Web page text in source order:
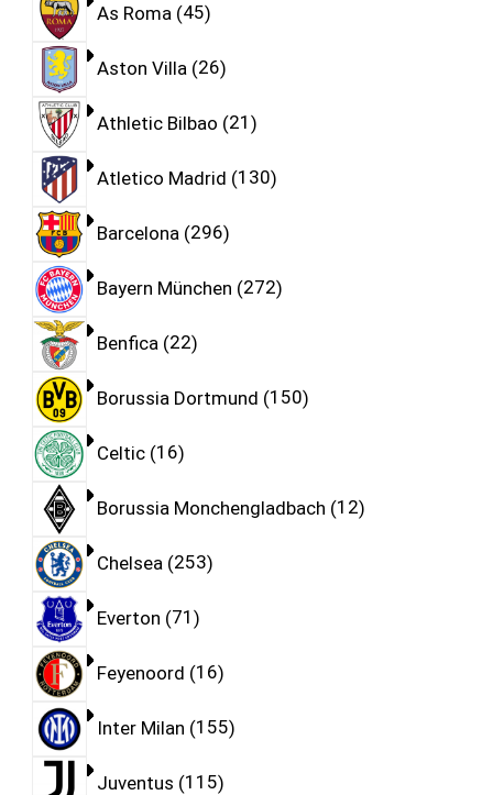
As Roma 45
Aston Villa 26
Athletic Bilbao 21
Atletico Madrid 130
Barcelona 296
Bayern München 272
Benfica 22
Borussia Dortmund 150
Celtic 16
Borussia Monchengladbach 12
Chelsea 253
Everton 71
Feyenoord 16
Inter Milan 155
Juventus 115